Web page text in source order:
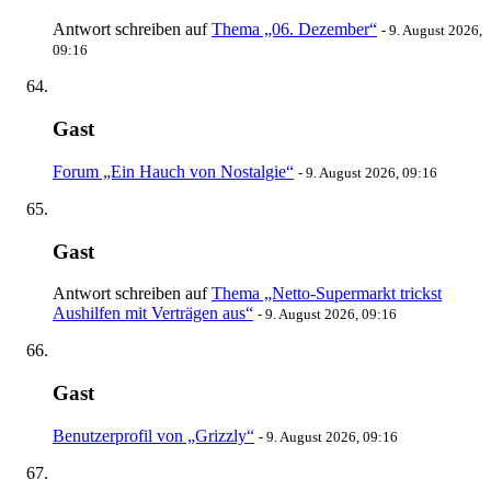
Antwort schreiben aufThema „06. Dezember“ - 9. August 2026,
09:16
Gast
Forum „Ein Hauch von Nostalgie“ - 9. August 2026, 09:16
Gast
Antwort schreiben aufThema „Netto-Supermarkt trickst
Aushilfen mit Verträgen aus“ - 9. August 2026, 09:16
Gast
Benutzerprofil von „Grizzly“ - 9. August 2026, 09:16